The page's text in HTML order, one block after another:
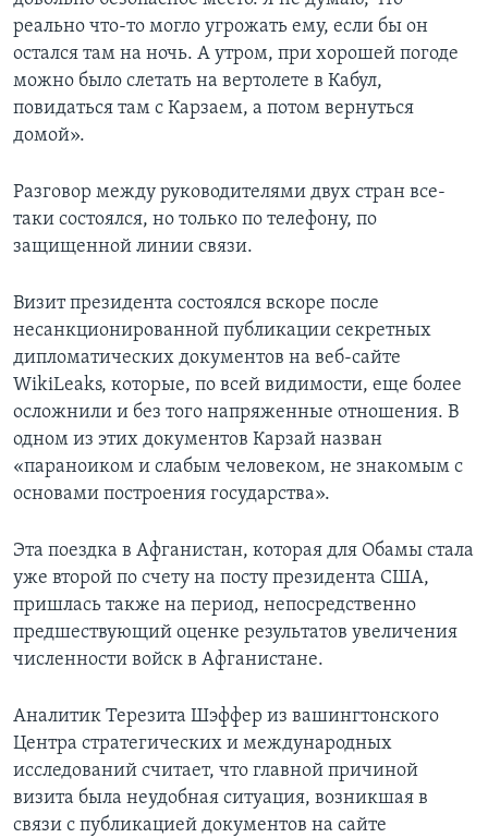
реально что-то могло угрожать ему, если бы он
остался там на ночь. А утром, при хорошей погоде
можно было слетать на вертолете в Кабул,
повидаться там с Карзаем, а потом вернуться
домой».
Разговор между руководителями двух стран все-
таки состоялся, но только по телефону, по
защищенной линии связи.
Визит президента состоялся вскоре после
несанкционированной публикации секретных
дипломатических документов на веб-сайте
WikiLeaks, которые, по всей видимости, еще более
осложнили и без того напряженные отношения. В
одном из этих документов Карзай назван
«параноиком и слабым человеком, не знакомым с
основами построения государства».
Эта поездка в Афганистан, которая для Обамы стала
уже второй по счету на посту президента США,
пришлась также на период, непосредственно
предшествующий оценке результатов увеличения
численности войск в Афганистане.
Аналитик Терезита Шэффер из вашингтонского
Центра стратегических и международных
исследований считает, что главной причиной
визита была неудобная ситуация, возникшая в
связи с публикацией документов на сайте